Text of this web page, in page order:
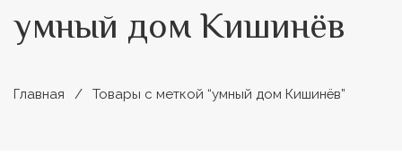
умный дом Кишинёв
Главная Товары с меткой “умный дом Кишинёв”